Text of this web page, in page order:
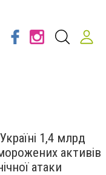
1,4 млрд
активів
атаки